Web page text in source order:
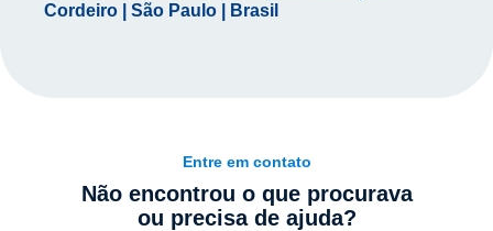
Cordeiro | São Paulo | Brasil
Entre em contato
Não encontrou o que procurava
ou precisa de ajuda?